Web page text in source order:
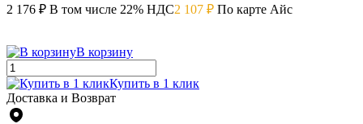
2 176 ₽ В том числе 22% НДС2 107 ₽ По карте Айс
В корзину
Купить в 1 клик
Доставка и Возврат